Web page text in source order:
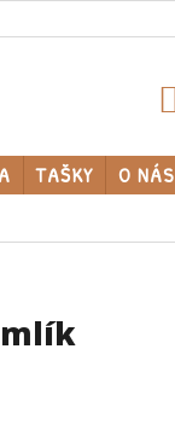
TAŠKY O NÁS